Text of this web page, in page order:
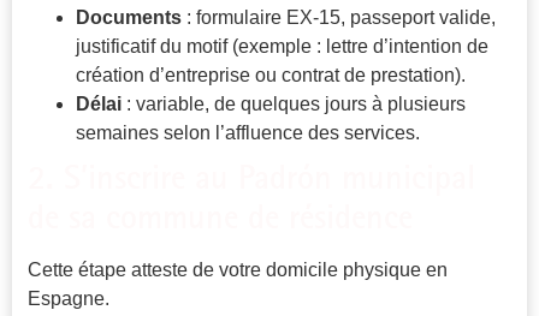
Documents : formulaire EX-15, passeport valide,
justificatif du motif (exemple : lettre d’intention de
création d’entreprise ou contrat de prestation).
Délai : variable, de quelques jours à plusieurs
semaines selon l’affluence des services.
Cette étape atteste de votre domicile physique en
Espagne.